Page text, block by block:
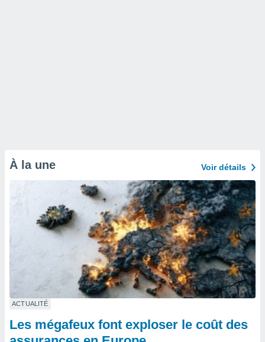
À la une Voir détails
ACTUALITÉ
Les mégafeux font exploser le coût des